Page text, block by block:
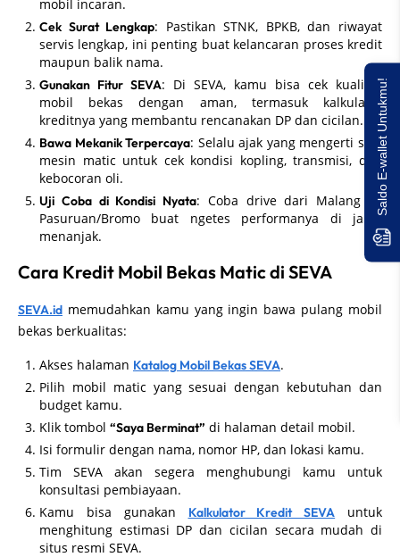
mobil incaran.
Cek Surat Lengkap: Pastikan STNK, BPKB, dan riwayat
servis lengkap, ini penting buat kelancaran proses kredit
maupun balik nama.
Gunakan Fitur SEVA: Di SEVA, kamu bisa cek kualitas
mobil bekas dengan aman, termasuk kalkulator
kreditnya yang membantu rencanakan DP dan cicilan.
Bawa Mekanik Terpercaya: Selalu ajak yang mengerti soal
mesin matic untuk cek kondisi kopling, transmisi, dan
kebocoran oli.
Uji Coba di Kondisi Nyata: Coba drive dari Malang ke
Pasuruan/Bromo buat ngetes performanya di jalan
menanjak.
Cara Kredit Mobil Bekas Matic di SEVA
SEVA.id memudahkan kamu yang ingin bawa pulang mobil
bekas berkualitas:
Akses halaman Katalog Mobil Bekas SEVA.
Pilih mobil matic yang sesuai dengan kebutuhan dan
budget kamu.
Klik tombol “Saya Berminat” di halaman detail mobil.
Isi formulir dengan nama, nomor HP, dan lokasi kamu.
Tim SEVA akan segera menghubungi kamu untuk
konsultasi pembiayaan.
Kamu bisa gunakan
Kalkulator Kredit SEVA untuk
menghitung estimasi DP dan cicilan secara mudah di
situs resmi SEVA.
Saldo E-wallet Untukmu!